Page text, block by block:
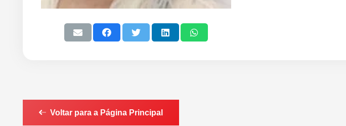
Voltar para a Página Principal